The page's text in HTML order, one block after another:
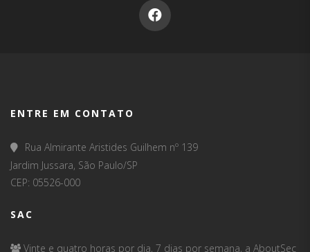
ENTRE EM CONTATO
Rua Almirante Aristides Guilhem nº 139
Jardim Jussara, São Paulo/SP
CEP: 05526-000
SAC
Vinte e quatro horas por dia, 7 dias por semana, a AboutSec